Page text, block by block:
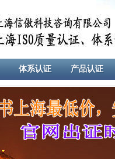
体系认证 产品认证